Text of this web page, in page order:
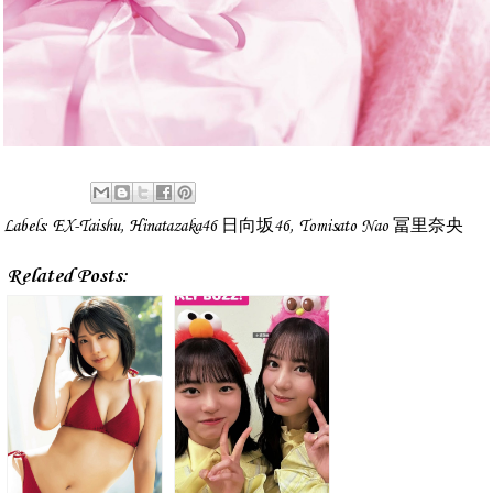
Labels: EX-Taishu, Hinatazaka46 日向坂46, Tomisato Nao 冨里奈央
Related Posts: